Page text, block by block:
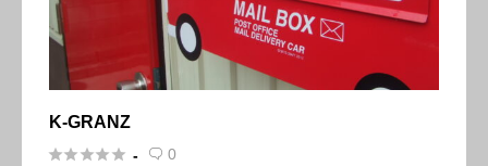
K-GRANZ
 -  0